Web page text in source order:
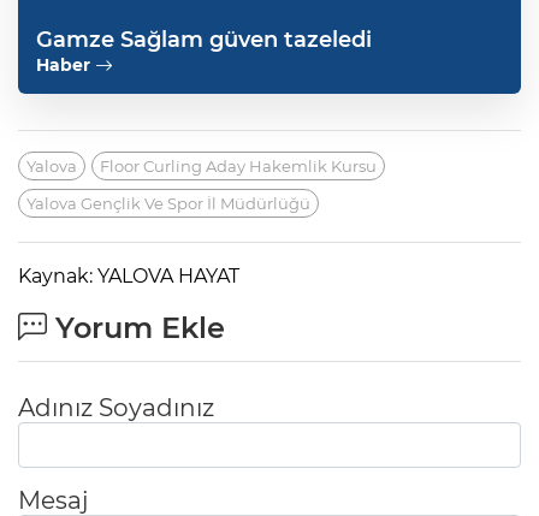
Gamze Sağlam güven tazeledi
Haber
Yalova
Floor Curling Aday Hakemlik Kursu
Yalova Gençlik Ve Spor İl Müdürlüğü
Kaynak: YALOVA HAYAT
Yorum Ekle
Adınız Soyadınız
Mesaj